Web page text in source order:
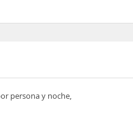
persona y noche,